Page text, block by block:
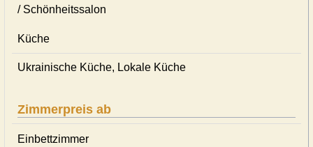
/ Schönheitssalon
Küche
Ukrainische Küche, Lokale Küche
Zimmerpreis ab
Einbettzimmer